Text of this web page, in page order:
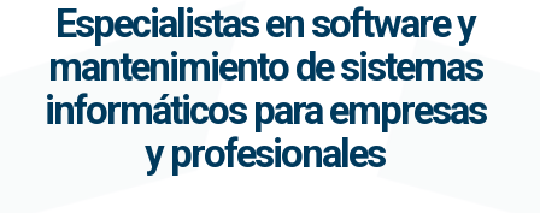
Especialistas en software y
mantenimiento de sistemas
informáticos para empresas
y profesionales